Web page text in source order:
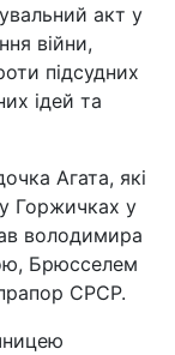
акт у
війни,
підсудних
ідей та
Агата, які
Горжичках у
володимира
Брюсселем
СРСР.